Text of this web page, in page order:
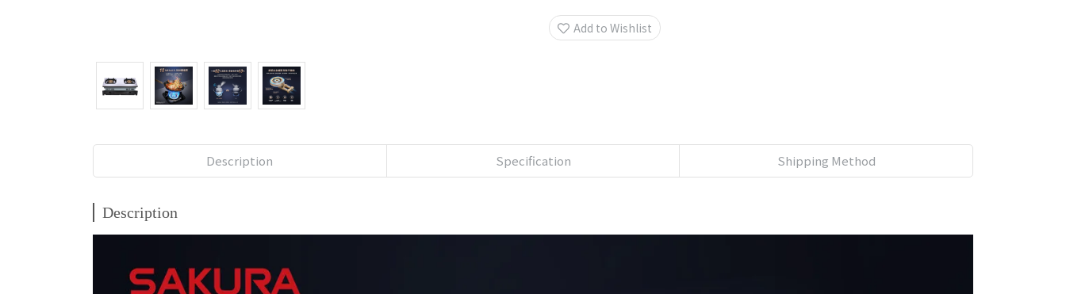
Add to Wishlist
Description Specification Shipping Method
Description